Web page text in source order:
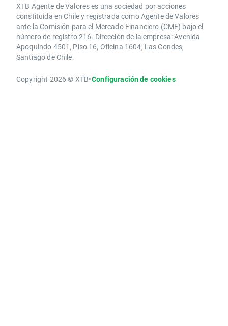
XTB Agente de Valores es una sociedad por acciones
constituida en Chile y registrada como Agente de Valores
ante la Comisión para el Mercado Financiero (CMF) bajo el
número de registro 216. Dirección de la empresa: Avenida
Apoquindo 4501, Piso 16, Oficina 1604, Las Condes,
Santiago de Chile.
Copyright 2026 © XTB•Configuración de cookies